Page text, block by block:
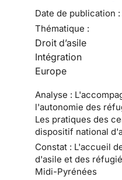
Date de publication :
Thématique :
Droit d’asile
Intégration
Europe
Analyse :
l'autonomie des
Les pratiques des
dispositif national
Constat : L'accueil
d'asile et des
Midi-Pyrénées